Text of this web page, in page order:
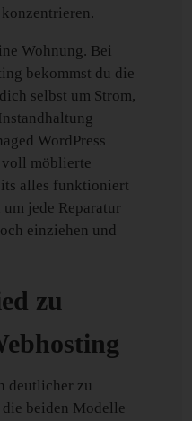
Wohnung. Bei
bekommst du die
selbst um Strom,
WordPress
möblierte
alles funktioniert
jede Reparatur
einziehen und
zu
deutlicher zu
die beiden Modelle